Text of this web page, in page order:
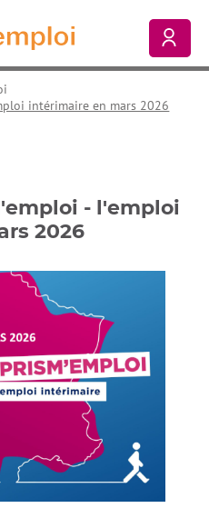
retour à l'accueil
intérimaire en mars 2026
- l'emploi
2026